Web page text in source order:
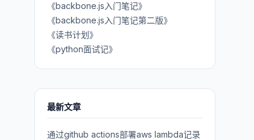
《backbone.js入门笔记》
《backbone.js入门笔记第二版》
《读书计划》
《python面试记》
最新文章
通过github actions部署aws lambda记录